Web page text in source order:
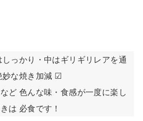
っかり・中はギリギリレアを通
妙な焼き加減 ☑
ど 色んな味・食感が一度に楽し
は 必食です！